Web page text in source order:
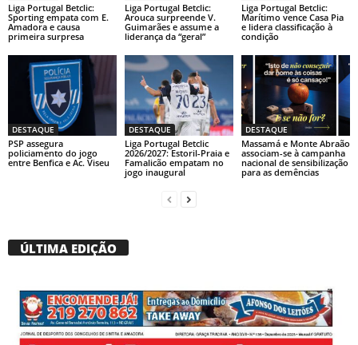
Liga Portugal Betclic:
Sporting empata com E.
Amadora e causa
primeira surpresa
Liga Portugal Betclic:
Arouca surpreende V.
Guimarães e assume a
liderança da “geral”
Liga Portugal Betclic:
Marítimo vence Casa Pia
e lidera classificação à
condição
DESTAQUE
PSP assegura
policiamento do jogo
entre Benfica e Ac. Viseu
DESTAQUE
Liga Portugal Betclic
2026/2027: Estoril-Praia e
Famalicão empatam no
jogo inaugural
DESTAQUE
Massamá e Monte Abraão
associam-se à campanha
nacional de sensibilização
para as demências
ÚLTIMA EDIÇÃO